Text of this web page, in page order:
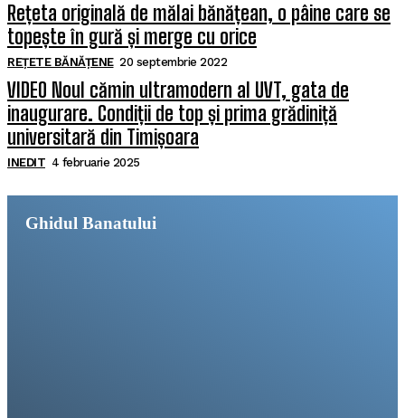
Rețeta originală de mălai bănățean, o pâine care se
topește în gură și merge cu orice
REȚETE BĂNĂȚENE 20 septembrie 2022
VIDEO Noul cămin ultramodern al UVT, gata de
inaugurare. Condiții de top și prima grădiniță
universitară din Timișoara
INEDIT 4 februarie 2025
Ghidul Banatului